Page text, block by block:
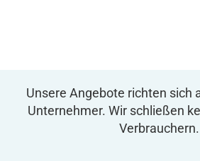
Unsere Angebote richten sich
Unternehmer. Wir schließen
Verbrauchern.